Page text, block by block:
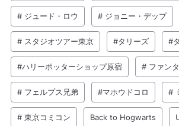
# ジュード・ロウ # ジョニー・デップ
# スタジオツアー東京 #タリーズ #
#ハリーポッターショップ原宿 # ファン
# フェルプス兄弟 #マホウドコロ #
# 東京コミコン Back to Hogwarts